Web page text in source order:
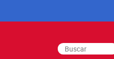
Formulario
Buscar